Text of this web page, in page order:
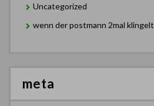
Uncategorized
wenn der postmann 2mal klingelt
meta